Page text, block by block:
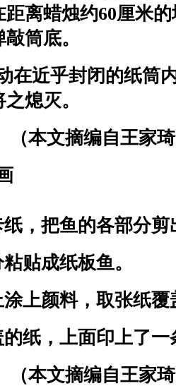
距离蜡烛约60厘米
筒底。
在近乎封闭的纸筒
熄灭。
（本文摘编自王家
，把鱼的各部分剪
贴成纸板鱼。
上颜料，取张纸
纸，上面印上了一
（本文摘编自王家